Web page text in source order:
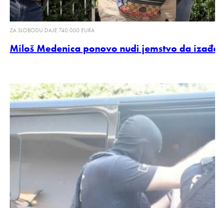
ZA SLOBODU DAJE 740.000 EURA
Miloš Medenica ponovo nudi jemstvo da